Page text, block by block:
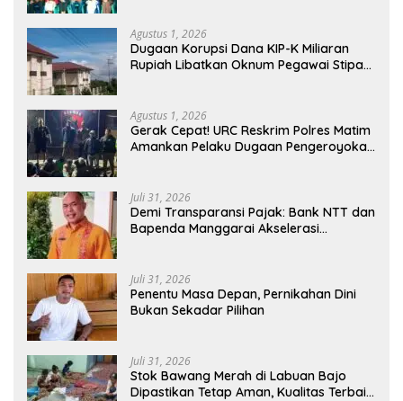
Agustus 1, 2026
Dugaan Korupsi Dana KIP-K Miliaran
Rupiah Libatkan Oknum Pegawai Stipas
Agustus 1, 2026
Gerak Cepat! URC Reskrim Polres Matim
Amankan Pelaku Dugaan Pengeroyokan
Juli 31, 2026
​Demi Transparansi Pajak: Bank NTT dan
Bapenda Manggarai Akselerasi
Juli 31, 2026
Penentu Masa Depan, Pernikahan Dini
Bukan Sekadar Pilihan
Juli 31, 2026
Stok Bawang Merah di Labuan Bajo
Dipastikan Tetap Aman, Kualitas Terbaik